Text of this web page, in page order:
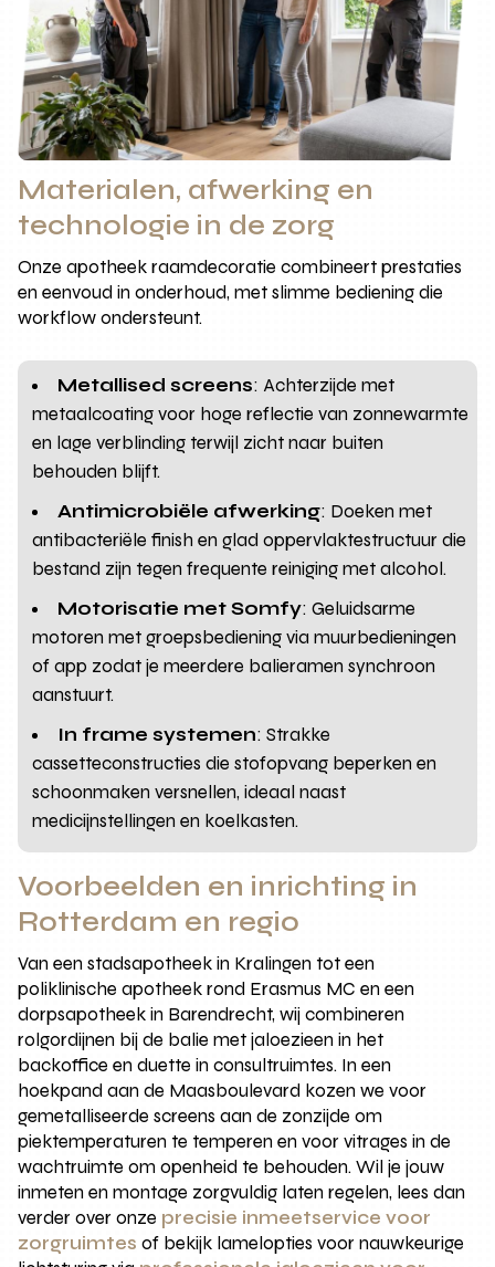
Materialen, afwerking en
technologie in de zorg
Onze apotheek raamdecoratie combineert prestaties
en eenvoud in onderhoud, met slimme bediening die
workflow ondersteunt.
Metallised screens: Achterzijde met
metaalcoating voor hoge reflectie van zonnewarmte
en lage verblinding terwijl zicht naar buiten
behouden blijft.
Antimicrobiële afwerking: Doeken met
antibacteriële finish en glad oppervlaktestructuur die
bestand zijn tegen frequente reiniging met alcohol.
Motorisatie met Somfy: Geluidsarme
motoren met groepsbediening via muurbedieningen
of app zodat je meerdere balieramen synchroon
aanstuurt.
In frame systemen: Strakke
cassetteconstructies die stofopvang beperken en
schoonmaken versnellen, ideaal naast
medicijnstellingen en koelkasten.
Voorbeelden en inrichting in
Rotterdam en regio
Van een stadsapotheek in Kralingen tot een
poliklinische apotheek rond Erasmus MC en een
dorpsapotheek in Barendrecht, wij combineren
rolgordijnen bij de balie met jaloezieen in het
backoffice en duette in consultruimtes. In een
hoekpand aan de Maasboulevard kozen we voor
gemetalliseerde screens aan de zonzijde om
piektemperaturen te temperen en voor vitrages in de
wachtruimte om openheid te behouden. Wil je jouw
inmeten en montage zorgvuldig laten regelen, lees dan
verder over onze precisie inmeetservice voor
zorgruimtes of bekijk lamelopties voor nauwkeurige